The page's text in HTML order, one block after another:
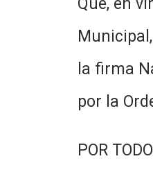
Que, en
la firma
por la
POR